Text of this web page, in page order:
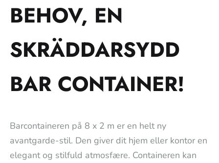
BEHOV, EN
SKRÄDDARSYDD
BAR CONTAINER!
Barcontaineren på 8 x 2 m er en helt ny
avantgarde-stil. Den giver dit hjem eller kontor en
elegant og stilfuld atmosfære. Containeren kan